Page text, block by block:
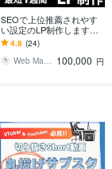
SEOで上位推薦されやす
い設定のLP制作します
【SEO特化】LPごとにSE
O設定を個別チューニング
します
4.8 (24)
Web Masters 100,000 円